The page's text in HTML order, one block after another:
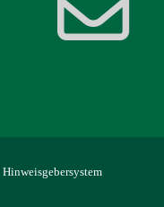
Hinweisgebersystem